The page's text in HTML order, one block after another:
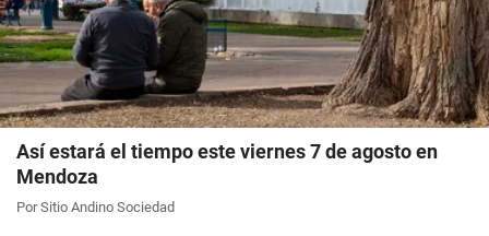
Así estará el tiempo este viernes 7 de agosto en
Mendoza
Por Sitio Andino Sociedad